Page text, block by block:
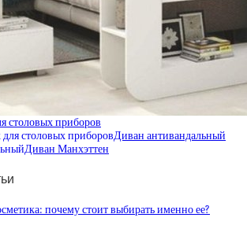
столовых приборов
Диван антивандальный
Диван Манхэттен
почему стоит выбирать именно ее?